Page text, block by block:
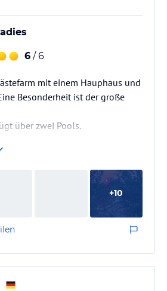
6 / 6
mit einem Hauphaus und
Besonderheit ist der große
über zwei Pools.
von Grootfontane.
+10